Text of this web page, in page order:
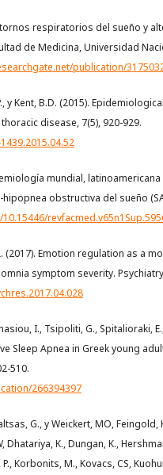
respiratorios del sueño y
de Medicina, Universidad
publication/
y Kent, B.D. (2015).
disease, 7(5), 920-929.
mundial,
obstructiva del sueño
(2017). Emotion regulation as a
symptom severity. Psychiatry
I., Tsipoliti, G., Spitalioraki,
Sleep Apnea in Greek young
510.
266394397
G., y Weickert, MO, Feingold,
Dhatariya, K., Dungan, K.,
Korbonits, M., Kovacs, CS,